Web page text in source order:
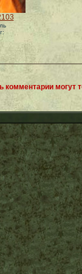
комментарии могут